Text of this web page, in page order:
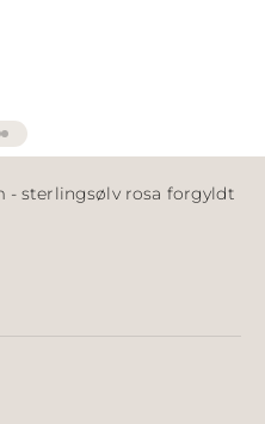
til element 1
til element 2
Gå til element 3
- sterlingsølv rosa forgyldt